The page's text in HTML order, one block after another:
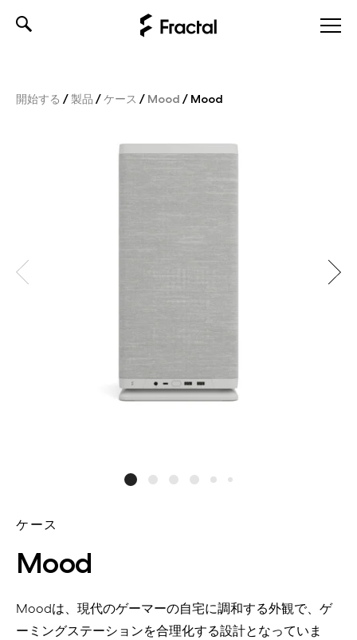
開始する /製品 /ケース / Mood / Mood
ケース
Mood
Moodは、現代のゲーマーの自宅に調和する外観で、ゲ
ーミングステーションを合理化する設計となっていま